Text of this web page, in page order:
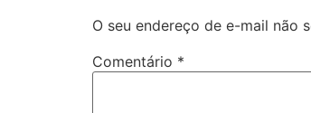
O seu endereço de e-mail não
Comentário *